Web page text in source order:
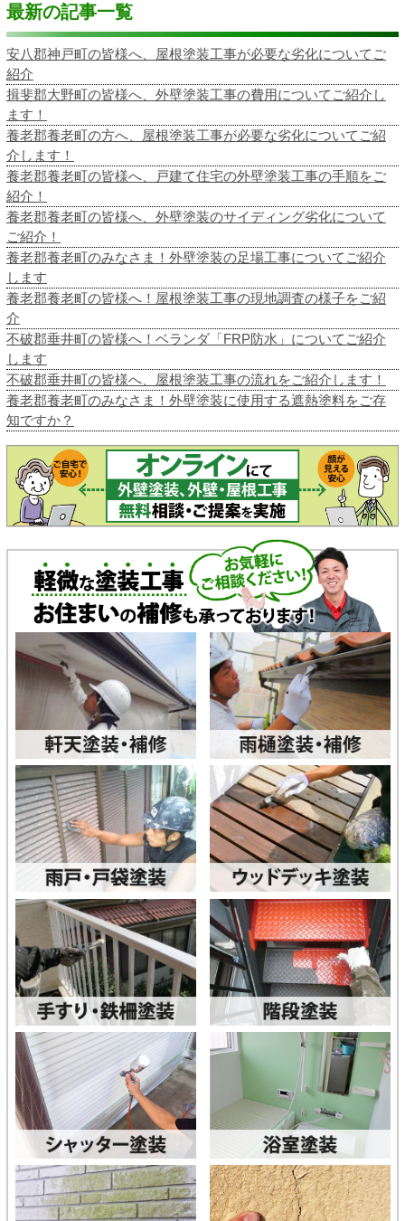
最新の記事一覧
安八郡神戸町の皆様へ、屋根塗装工事が必要な劣化についてご
紹介
揖斐郡大野町の皆様へ、外壁塗装工事の費用についてご紹介し
ます！
養老郡養老町の方へ、屋根塗装工事が必要な劣化についてご紹
介します！
養老郡養老町の皆様へ、戸建て住宅の外壁塗装工事の手順をご
紹介！
養老郡養老町の皆様へ、外壁塗装のサイディング劣化について
ご紹介！
養老郡養老町のみなさま！外壁塗装の足場工事についてご紹介
します
養老郡養老町の皆様へ！屋根塗装工事の現地調査の様子をご紹
介
不破郡垂井町の皆様へ！ベランダ「FRP防水」についてご紹介
します
不破郡垂井町の皆様へ、屋根塗装工事の流れをご紹介します！
養老郡養老町のみなさま！外壁塗装に使用する遮熱塗料をご存
知ですか？